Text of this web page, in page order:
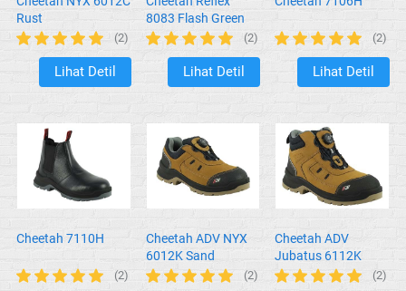
Rust
(2)
`
Lihat Detil
8083 Flash Green
(2)
`
Lihat Detil
(2)
`
Lihat Detil
Cheetah 7110H
(2)
Cheetah ADV NYX
6012K Sand
(2)
Cheetah ADV
Jubatus 6112K
Sand
(2)